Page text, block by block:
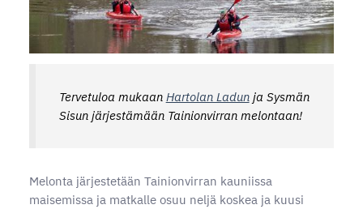
Tervetuloa mukaan Hartolan Ladunja Sysmän
Sisun järjestämään Tainionvirran melontaan!
Melonta järjestetään Tainionvirran kauniissa
maisemissa ja matkalle osuu neljä koskea ja kuusi